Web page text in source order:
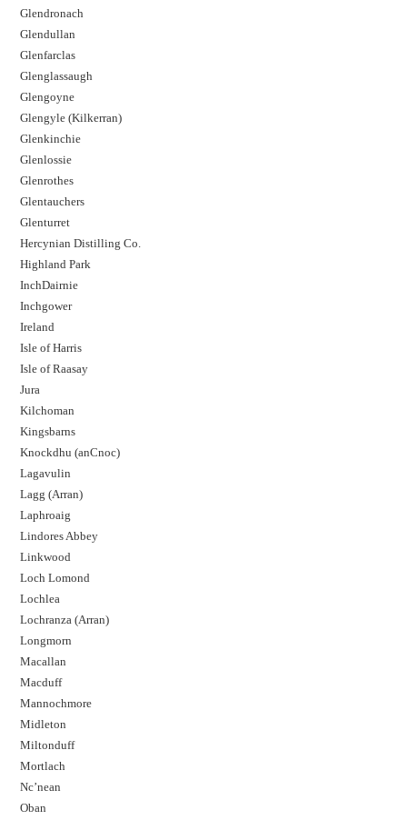
Glendronach
Glendullan
Glenfarclas
Glenglassaugh
Glengoyne
Glengyle (Kilkerran)
Glenkinchie
Glenlossie
Glenrothes
Glentauchers
Glenturret
Hercynian Distilling Co.
Highland Park
InchDairnie
Inchgower
Ireland
Isle of Harris
Isle of Raasay
Jura
Kilchoman
Kingsbarns
Knockdhu (anCnoc)
Lagavulin
Lagg (Arran)
Laphroaig
Lindores Abbey
Linkwood
Loch Lomond
Lochlea
Lochranza (Arran)
Longmorn
Macallan
Macduff
Mannochmore
Midleton
Miltonduff
Mortlach
Nc’nean
Oban